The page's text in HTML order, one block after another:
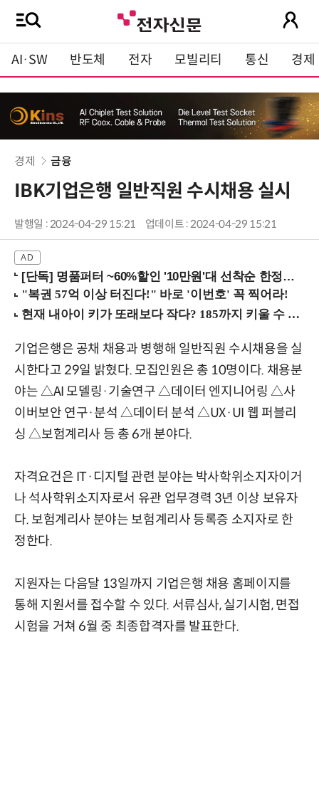
AI·SW 반도체 전자 모빌리티 통신 경제
경제 금융
IBK기업은행 일반직원 수시채용 실시
발행일 : 2024-04-29 15:21 업데이트 : 2024-04-29 15:21
[단독] 명품퍼터 ~60%할인 '10만원'대 선착순 한정판매!
기업은행은 공채 채용과 병행해 일반직원 수시채용을 실
시한다고 29일 밝혔다. 모집인원은 총 10명이다. 채용분
야는 △AI 모델링·기술연구 △데이터 엔지니어링 △사
이버보안 연구·분석 △데이터 분석 △UX·UI 웹 퍼블리
싱 △보험계리사 등 총 6개 분야다.
자격요건은 IT·디지털 관련 분야는 박사학위소지자이거
나 석사학위소지자로서 유관 업무경력 3년 이상 보유자
다. 보험계리사 분야는 보험계리사 등록증 소지자로 한
정한다.
지원자는 다음달 13일까지 기업은행 채용 홈페이지를
통해 지원서를 접수할 수 있다. 서류심사, 실기시험, 면접
시험을 거쳐 6월 중 최종합격자를 발표한다.